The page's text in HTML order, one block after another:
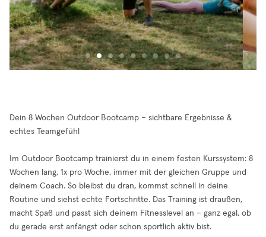
Dein 8 Wochen Outdoor Bootcamp – sichtbare Ergebnisse &
echtes Teamgefühl
Im Outdoor Bootcamp trainierst du in einem festen Kurssystem: 8
Wochen lang, 1x pro Woche, immer mit der gleichen Gruppe und
deinem Coach. So bleibst du dran, kommst schnell in deine
Routine und siehst echte Fortschritte. Das Training ist draußen,
macht Spaß und passt sich deinem Fitnesslevel an – ganz egal, ob
du gerade erst anfängst oder schon sportlich aktiv bist.